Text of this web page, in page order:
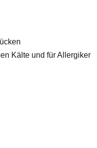
Kälte und für Allergiker